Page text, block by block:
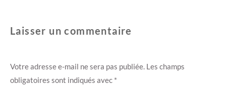
) e
)
Laisser un commentaire
Votre adresse e-mail ne sera pas publiée. Les champs
obligatoires sont indiqués avec *